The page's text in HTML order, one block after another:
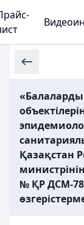
Қазақстан
№ ҚР ДСМ-78